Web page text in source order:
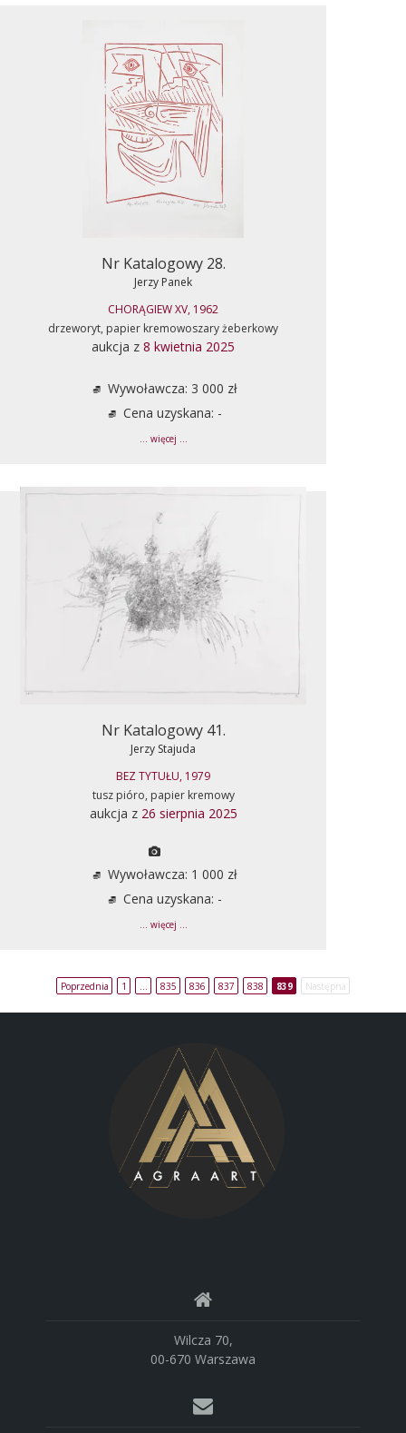
Nr Katalogowy 28.
Jerzy Panek
CHORĄGIEW XV, 1962
drzeworyt, papier kremowoszary żeberkowy
aukcja z 8 kwietnia 2025
Wywoławcza: 3 000 zł
Cena uzyskana: -
... więcej ...
Nr Katalogowy 41.
Jerzy Stajuda
BEZ TYTUŁU, 1979
tusz pióro, papier kremowy
aukcja z 26 sierpnia 2025
Wywoławcza: 1 000 zł
Cena uzyskana: -
... więcej ...
Poprzednia 1 835 836 837 838 839 Następna
Wilcza 70,
00-670 Warszawa